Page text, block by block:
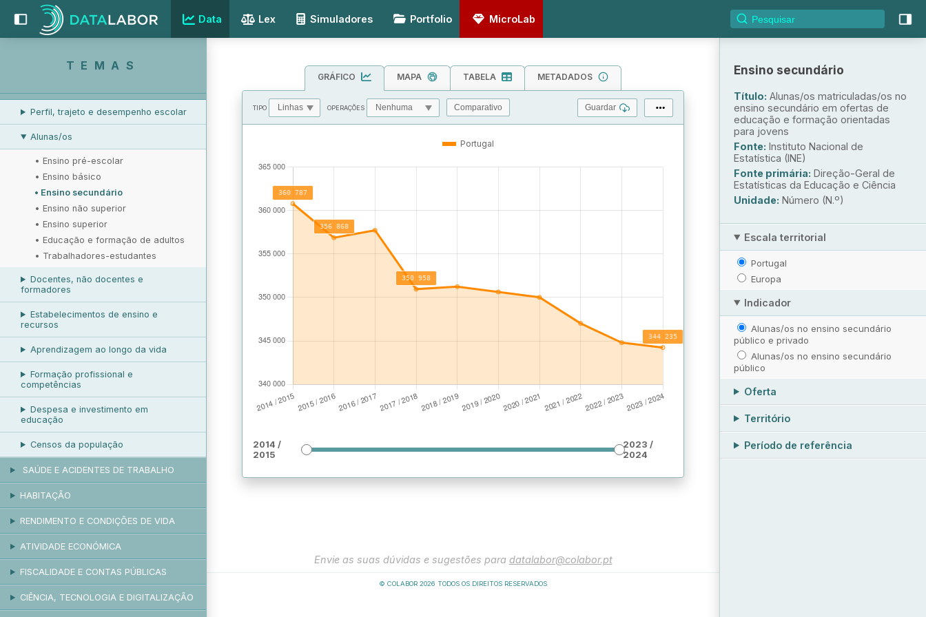
Data Lex Simuladores Portfolio MicroLab
TEMAS
RELAÇÕES LABORAIS
PROTEÇÃO SOCIAL
RESPOSTAS SOCIAIS
Perfil, trajeto e desempenho escolar
Alunas/os
• Ensino pré-escolar
• Ensino básico
• Ensino secundário
• Ensino não superior
• Ensino superior
• Educação e formação de adultos
• Trabalhadores-estudantes
Docentes, não docentes e
formadores
Estabelecimentos de ensino e
recursos
Aprendizagem ao longo da vida
Formação profissional e
competências
Despesa e investimento em
educação
Censos da população
SAÚDE E ACIDENTES DE TRABALHO
HABITAÇÃO
RENDIMENTO E CONDIÇÕES DE VIDA
ATIVIDADE ECONÓMICA
FISCALIDADE E CONTAS PÚBLICAS
CIÊNCIA, TECNOLOGIA E DIGITALIZAÇÃO
GRÁFICO MAPA TABELA METADADOS
TIPO OPERAÇÕES Comparativo Guardar
Portugal
2014 /
2015
2023 /
2024
Envie as suas dúvidas e sugestões para datalabor@colabor.pt
© COLABOR 2026 TODOS OS DIREITOS RESERVADOS
Ensino secundário
Título: Alunas/os matriculadas/os no
ensino secundário em ofertas de
educação e formação orientadas
para jovens
Fonte: Instituto Nacional de
Estatística (INE)
Fonte primária: Direção-Geral de
Estatísticas da Educação e Ciência
Unidade: Número (N.º)
Escala territorial
Portugal
Europa
Indicador
Alunas/os no ensino secundário
público e privado
Alunas/os no ensino secundário
público
Oferta
Território
Período de referência